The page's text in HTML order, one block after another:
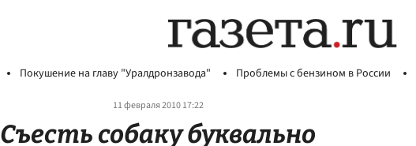
Покушение на главу "Уралдронзавода" Проблемы с бензином в России
11 февраля 2010 17:22
Съесть собаку буквально